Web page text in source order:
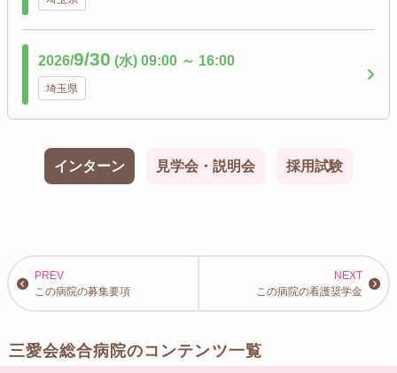
2026/9/30 (水) 09:00 ～ 16:00
埼玉県
インターン 見学会・説明会 採用試験
この病院の募集要項 この病院の看護奨学金
三愛会総合病院のコンテンツ一覧